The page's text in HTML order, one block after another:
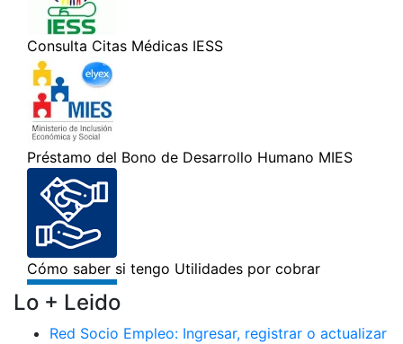
Lo + Leido
Red Socio Empleo: Ingresar, registrar o actualizar